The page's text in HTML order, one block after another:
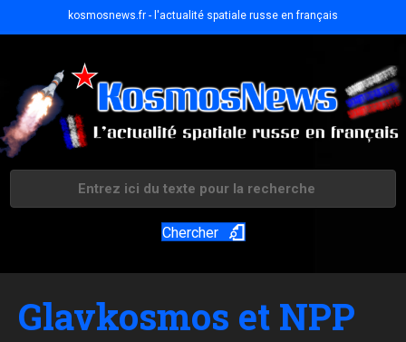
kosmosnews.fr - l'actualité spatiale russe en français
Chercher
Glavkosmos et NPP